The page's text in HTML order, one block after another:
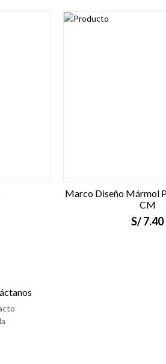
Marco Diseño Mármol
CM
S/7.40